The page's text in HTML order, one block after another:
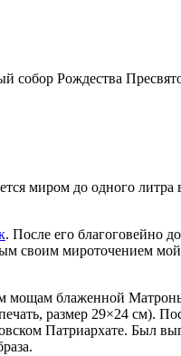
собор Рождества
миром до одного литра
. После его благоговейно
своим мироточением
мощам блаженной
размер 29×24 см).
Патриархате. Был